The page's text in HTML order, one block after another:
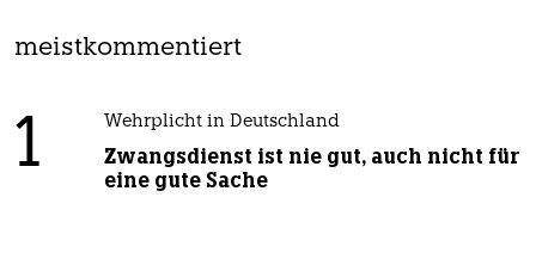
meistkommentiert
1 Wehrplicht in Deutschland
Zwangsdienst ist nie gut, auch nicht für
eine gute Sache